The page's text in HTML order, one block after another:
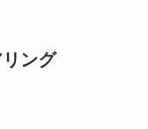
ング